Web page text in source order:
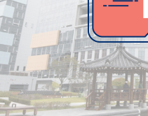
50 주년 기념
성과 50선 숫자로 보는 50년
세계와 함께 한 KIHASA